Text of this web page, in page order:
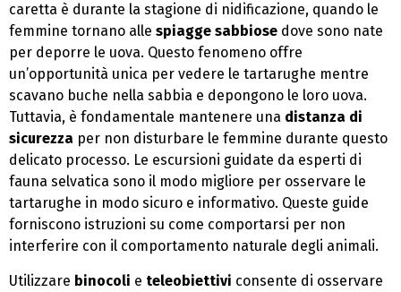
caretta è durante la stagione di nidificazione, quando le
femmine tornano alle spiagge sabbiose dove sono nate
per deporre le uova. Questo fenomeno offre
un’opportunità unica per vedere le tartarughe mentre
scavano buche nella sabbia e depongono le loro uova.
Tuttavia, è fondamentale mantenere una distanza di
sicurezza per non disturbare le femmine durante questo
delicato processo. Le escursioni guidate da esperti di
fauna selvatica sono il modo migliore per osservare le
tartarughe in modo sicuro e informativo. Queste guide
forniscono istruzioni su come comportarsi per non
interferire con il comportamento naturale degli animali.
Utilizzare binocoli e teleobiettivi consente di osservare